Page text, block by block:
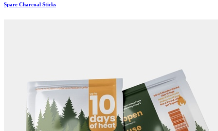
Spare Charcoal Sticks